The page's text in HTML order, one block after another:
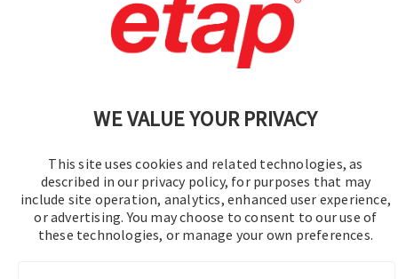
WE VALUE YOUR PRIVACY
This site uses cookies and related technologies, as
described in our privacy policy, for purposes that may
include site operation, analytics, enhanced user experience,
or advertising. You may choose to consent to our use of
these technologies, or manage your own preferences.
© 2016-2026 Operation Technology, Inc.